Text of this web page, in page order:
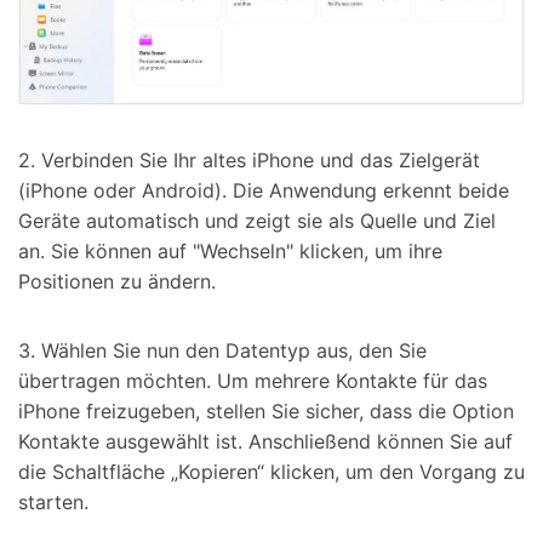
2. Verbinden Sie Ihr altes iPhone und das Zielgerät
(iPhone oder Android). Die Anwendung erkennt beide
Geräte automatisch und zeigt sie als Quelle und Ziel
an. Sie können auf "Wechseln" klicken, um ihre
Positionen zu ändern.
3. Wählen Sie nun den Datentyp aus, den Sie
übertragen möchten. Um mehrere Kontakte für das
iPhone freizugeben, stellen Sie sicher, dass die Option
Kontakte ausgewählt ist. Anschließend können Sie auf
die Schaltfläche „Kopieren“ klicken, um den Vorgang zu
starten.